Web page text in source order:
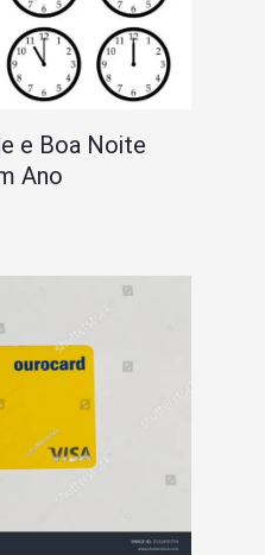
e Boa Noite
Ano